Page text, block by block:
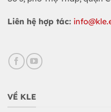
Liên hệ hợp tác:
VỀ KLE